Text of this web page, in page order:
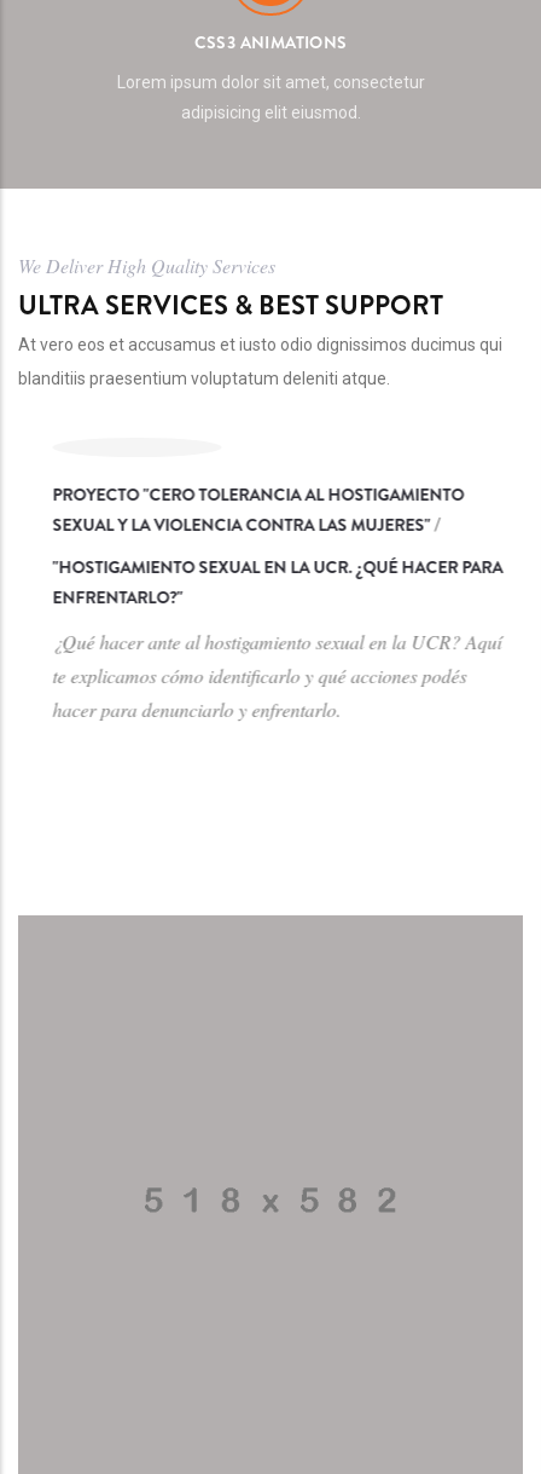
CSS3 ANIMATIONS
Lorem ipsum dolor sit amet, consectetur
adipisicing elit eiusmod.
We Deliver High Quality Services
ULTRA SERVICES & BEST SUPPORT
At vero eos et accusamus et iusto odio dignissimos ducimus qui
blanditiis praesentium voluptatum deleniti atque.
PROYECTO "CERO TOLERANCIA AL HOSTIGAMIENTO
SEXUAL Y LA VIOLENCIA CONTRA LAS MUJERES"
HOSTIGAMIENTO SEXUAL EN LA UCR. ¿QUÉ HACER PARA